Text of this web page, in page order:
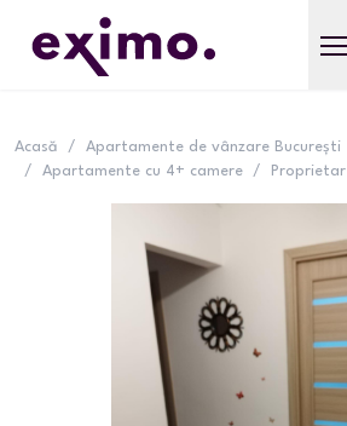
Acasă / Apartamente de vânzare București
/
Apartamente cu 4+ camere / Proprietar